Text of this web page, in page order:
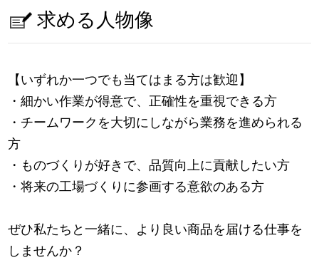
求める人物像
【いずれか一つでも当てはまる方は歓迎】
・細かい作業が得意で、正確性を重視できる方
・チームワークを大切にしながら業務を進められる
方
・ものづくりが好きで、品質向上に貢献したい方
・将来の工場づくりに参画する意欲のある方
ぜひ私たちと一緒に、より良い商品を届ける仕事を
しませんか？